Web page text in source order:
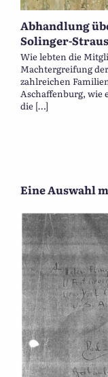
Abhandlung
Solinger-
Wie lebten die
Machtergreifung
zahlreichen
Aschaffenburg, wie
die […]
Eine Auswahl